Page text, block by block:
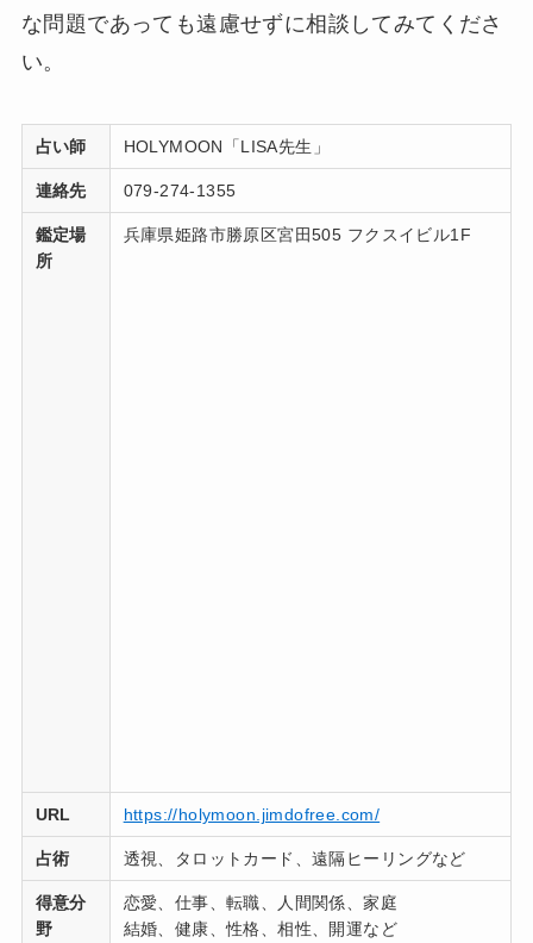
な問題であっても遠慮せずに相談してみてくださ
い。
占い師 HOLYMOON「LISA先生」
連絡先 079-274-1355
鑑定場
所
兵庫県姫路市勝原区宮田505 フクスイビル1F
URL https://holymoon.jimdofree.com/
占術 透視、タロットカード、遠隔ヒーリングなど
得意分
野
恋愛、仕事、転職、人間関係、家庭
結婚、健康、性格、相性、開運など